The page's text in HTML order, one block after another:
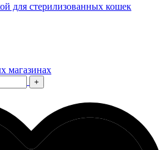
для стерилизованных кошек
магазинах
+